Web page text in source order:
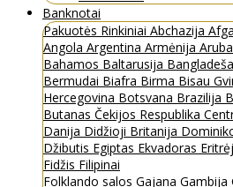
Banknotai
Pakuotės Rinkiniai Abchazija
Angola Argentina Armėnija Aruba
Bahamos Baltarusija
Bermudai Biafra Birma Bisau
Hercegovina Botsvana Brazilija
Butanas Čekijos Respublika
Danija Didžioji Britanija
Džibutis Egiptas Ekvadoras
Fidžis Filipinai
Folklando salos Gajana Gambija